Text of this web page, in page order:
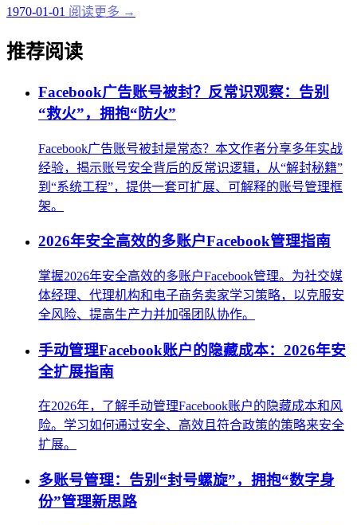
1970-01-01 阅读更多 →
推荐阅读
Facebook广告账号被封？反常识观察：告别
“救火”，拥抱“防火”
Facebook广告账号被封是常态？本文作者分享多年实战
经验，揭示账号安全背后的反常识逻辑，从“解封秘籍”
到“系统工程”，提供一套可扩展、可解释的账号管理框
架。
2026年安全高效的多账户Facebook管理指南
掌握2026年安全高效的多账户Facebook管理。为社交媒
体经理、代理机构和电子商务卖家学习策略，以克服安
全风险、提高生产力并加强团队协作。
手动管理Facebook账户的隐藏成本：2026年安
全扩展指南
在2026年，了解手动管理Facebook账户的隐藏成本和风
险。学习如何通过安全、高效且符合政策的策略来安全
扩展。
多账号管理：告别“封号螺旋”，拥抱“数字身
份”管理新思路